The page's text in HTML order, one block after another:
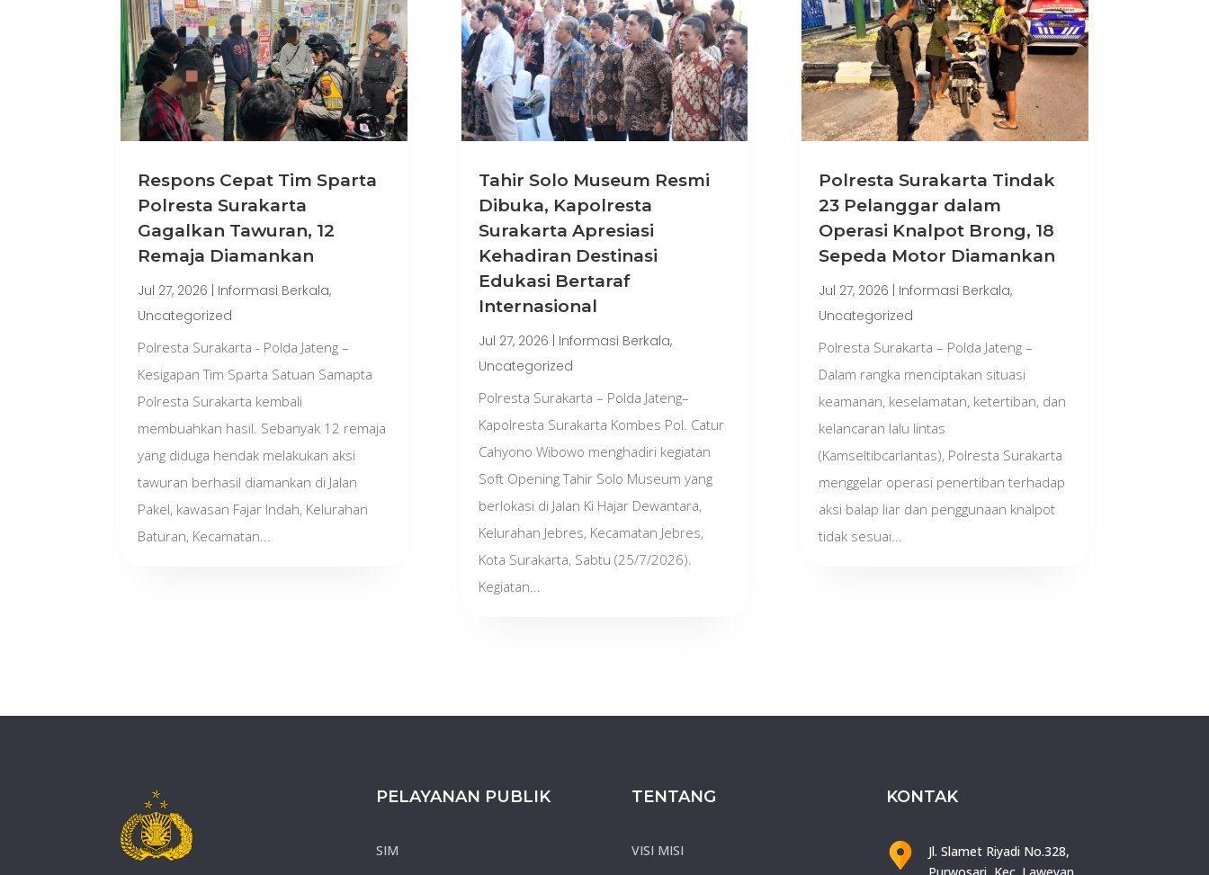
Respons Cepat Tim Sparta
Polresta Surakarta
Gagalkan Tawuran, 12
Remaja Diamankan
Jul 27, 2026 | Informasi Berkala,
Uncategorized
Polresta Surakarta - Polda Jateng –
Kesigapan Tim Sparta Satuan Samapta
Polresta Surakarta kembali
membuahkan hasil. Sebanyak 12 remaja
yang diduga hendak melakukan aksi
tawuran berhasil diamankan di Jalan
Pakel, kawasan Fajar Indah, Kelurahan
Baturan, Kecamatan...
Tahir Solo Museum Resmi
Dibuka, Kapolresta
Surakarta Apresiasi
Kehadiran Destinasi
Edukasi Bertaraf
Internasional
Jul 27, 2026 | Informasi Berkala,
Uncategorized
Polresta Surakarta – Polda Jateng–
Kapolresta Surakarta Kombes Pol. Catur
Cahyono Wibowo menghadiri kegiatan
Soft Opening Tahir Solo Museum yang
berlokasi di Jalan Ki Hajar Dewantara,
Kelurahan Jebres, Kecamatan Jebres,
Kota Surakarta, Sabtu (25/7/2026).
Kegiatan...
Polresta Surakarta Tindak
23 Pelanggar dalam
Operasi Knalpot Brong, 18
Sepeda Motor Diamankan
Jul 27, 2026 | Informasi Berkala,
Uncategorized
Polresta Surakarta – Polda Jateng –
Dalam rangka menciptakan situasi
keamanan, keselamatan, ketertiban, dan
kelancaran lalu lintas
(Kamseltibcarlantas), Polresta Surakarta
menggelar operasi penertiban terhadap
aksi balap liar dan penggunaan knalpot
tidak sesuai...
PELAYANAN PUBLIK
SIM
TENTANG
VISI MISI
KONTAK
Jl. Slamet Riyadi No.328,